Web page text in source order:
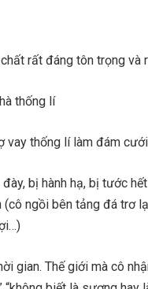
rất đáng tôn trọng
thống lí
vay thống lí làm đám
bị hành hạ, bị tước
(cô ngồi bên tảng đá trơ
gian. Thế giới mà cô